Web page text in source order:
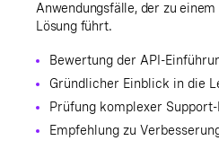
Anwendungsfälle, der zu
Lösung führt.
Bewertung der API-
Gründlicher Einblick in die
Prüfung komplexer
Empfehlung zu